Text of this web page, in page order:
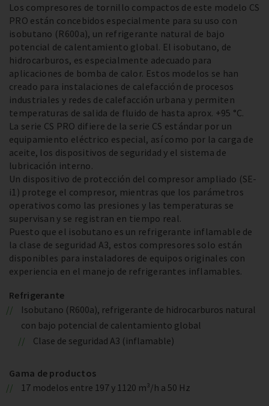
Los compresores de tornillo compactos de este modelo CS
PRO están concebidos especialmente para su uso con
isobutano (R600a), un refrigerante natural de bajo
potencial de calentamiento global. El isobutano, de
hidrocarburos, es especialmente adecuado para
aplicaciones de bomba de calor. Estos modelos se han
creado para instalaciones de calefacción de procesos
industriales y redes de calefacción urbana y permiten
temperaturas de salida de fluido de hasta aprox. +95 °C.
La serie CS PRO difiere de la serie CS estándar por un
equipamiento eléctrico especial, así como por la carga de
aceite, los dispositivos de seguridad y el sistema de
lubricación interno.
Un dispositivo de protección del compresor ampliado (SE-
i1) protege el compresor, mientras que los parámetros
operativos como las presiones y las temperaturas se
supervisan y se registran en tiempo real.
Puesto que el isobutano es un refrigerante inflamable de
la clase de seguridad A3, estos compresores solo están
disponibles para instaladores de equipos originales con
experiencia en el manejo de refrigerantes inflamables.
Refrigerante
Isobutano (R600a), refrigerante de hidrocarburos natural
con bajo potencial de calentamiento global
Clase de seguridad A3 (inflamable)
Gama de productos
17 modelos entre 197 y 1120 m³/h a 50 Hz